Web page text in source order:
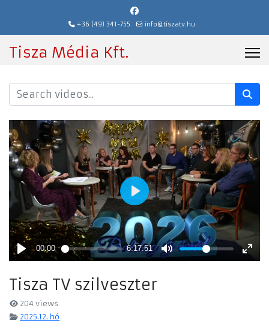
+36 (49) 341-755 info@tiszatv.hu
Tisza Média Kft.
Tisza TV szilveszter
204 views
2025.12. hó